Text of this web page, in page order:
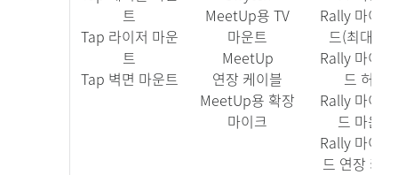
트
Tap 라이저 마운
트
Tap 벽면 마운트
MeetUp용 TV
마운트
MeetUp
연장 케이블
MeetUp용 확장
마이크
Rally 마이
드(최대 3
Rally 마이
드 허브
Rally 마이
드 마운트
Rally 마이
드 연장 케